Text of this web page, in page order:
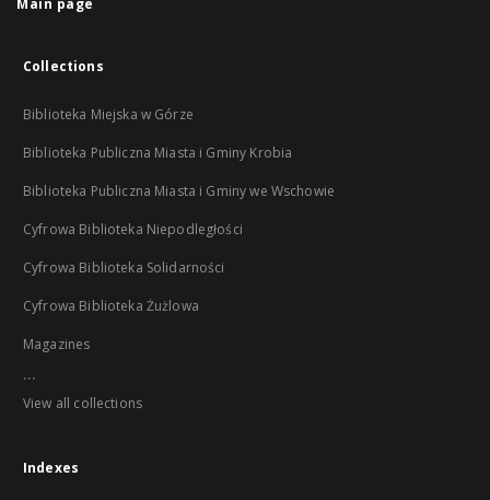
Main page
Collections
Biblioteka Miejska w Górze
Biblioteka Publiczna Miasta i Gminy Krobia
Biblioteka Publiczna Miasta i Gminy we Wschowie
Cyfrowa Biblioteka Niepodległości
Cyfrowa Biblioteka Solidarności
Cyfrowa Biblioteka Żużlowa
Magazines
...
View all collections
Indexes